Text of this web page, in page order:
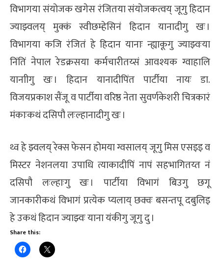
विभागया संयोजक खगेस रंजितया संयोजकत्वय् जूगु हिदान
ज्याझ्वलय् मुक्कं स्वीछम्हेसिनं हिदान यानादीगु खः ।
विभागया कजि रंजितं हे हिदान यानाः न्ह्याकूगु ज्याझ्वःया
निंतिं नेपाल रेडक्रसया कर्मचारीतय्सं आवश्यक ग्वाहालि
यानाीगु खः । हिदान यानादीपिंत पार्टीया नायः डा.
विजयप्रकाश सैंजू व पार्टीया वरिष्ठ नेता सुवर्णकेशरी चित्रकारं
मंकाःकथं दसिपौ लःल्हानादीगु खः ।
थ्व हे झ्वलय् रेक्स फेसन होमया ग्वसालय् जूगु मिस एसइइ व
मिस्टर नेशनलया उपाधि त्याकादीपिं नापं सहभागितय्त नं
दसिपौ लःल्हाःगु खः । पार्टीया विभागं बिउगु छगू
जानकारीकथं विभागं प्रत्येक प्यलाय् छक्वः बसन्तपू दबुलिइ
हे उकथं हिदान ज्याझ्वः याना यंकीगु जूगु दु ।
Share this: